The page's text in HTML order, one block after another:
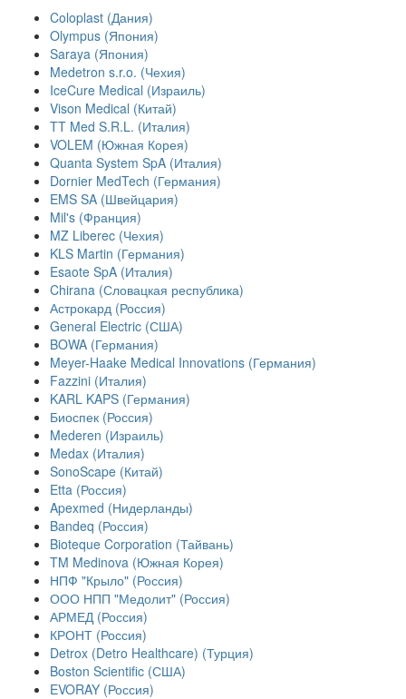
Coloplast (Дания)
Olympus (Япония)
Saraya (Япония)
Medetron s.r.o. (Чехия)
IceCure Medical (Израиль)
Vison Medical (Китай)
TT Med S.R.L. (Италия)
VOLEM (Южная Корея)
Quanta System SpA (Италия)
Dornier MedTech (Германия)
EMS SA (Швейцария)
Mil's (Франция)
MZ Liberec (Чехия)
KLS Martin (Германия)
Esaote SpA (Италия)
Chirana (Словацкая республика)
Астрокард (Россия)
General Electric (США)
BOWA (Германия)
Meyer-Haake Medical Innovations (Германия)
Fazzini (Италия)
KARL KAPS (Германия)
Биоспек (Россия)
Mederen (Израиль)
Medax (Италия)
SonoScape (Китай)
Etta (Россия)
Apexmed (Нидерланды)
Bandeq (Россия)
Bioteque Corporation (Тайвань)
TM Medinova (Южная Корея)
НПФ "Крыло" (Россия)
ООО НПП "Медолит" (Россия)
АРМЕД (Россия)
КРОНТ (Россия)
Detrox (Detro Healthcare) (Турция)
Boston Scientific (США)
EVORAY (Россия)